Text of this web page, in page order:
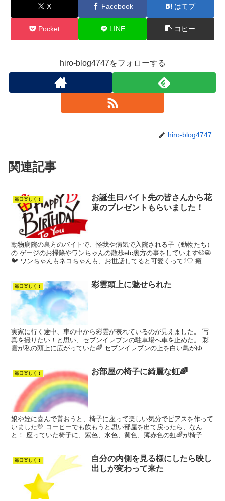
X Facebook はてブ
Pocket LINE コピー
hiro-blog4747をフォローする
hiro-blog4747
関連記事
毎日楽しく！
お誕生日バイト先の皆さんから花
束のプレゼントもらいました！
動物病院の裏方のバイトで、怪我や病気で入院される子（動物たち）
の ゲージのお掃除やワンちゃんの散歩etc裏方の事をしています🐶😸
🐦 ワンちゃんもネコちゃんも、お世話してると可愛くって⤴♡ 癒さ
毎日楽しく！ 彩雲頭上に魅せられた
実家に行く途中、車の中から彩雲が表れているのが見えました。 写
真を撮りたい！と思い、セブンイレブンの駐車場へ車を止めた。 彩
雲が私の頭上に広がっていた🌈 セブンイレブンの上を白い鳥がゆっ
毎日楽しく！ お部屋の椅子に綺麗な虹🌈
娘や姪に喜んで貰おうと、椅子に座って楽しい気分でピアスを作って
いました💛 コーヒーでも飲もうと思い部屋を出て戻ったら、なん
と！ 座っていた椅子に、紫色、水色、黄色、薄赤色の虹🌈が椅子に
毎日楽しく！
自分の内側を見る様にしたら映し
出しが変わって来た